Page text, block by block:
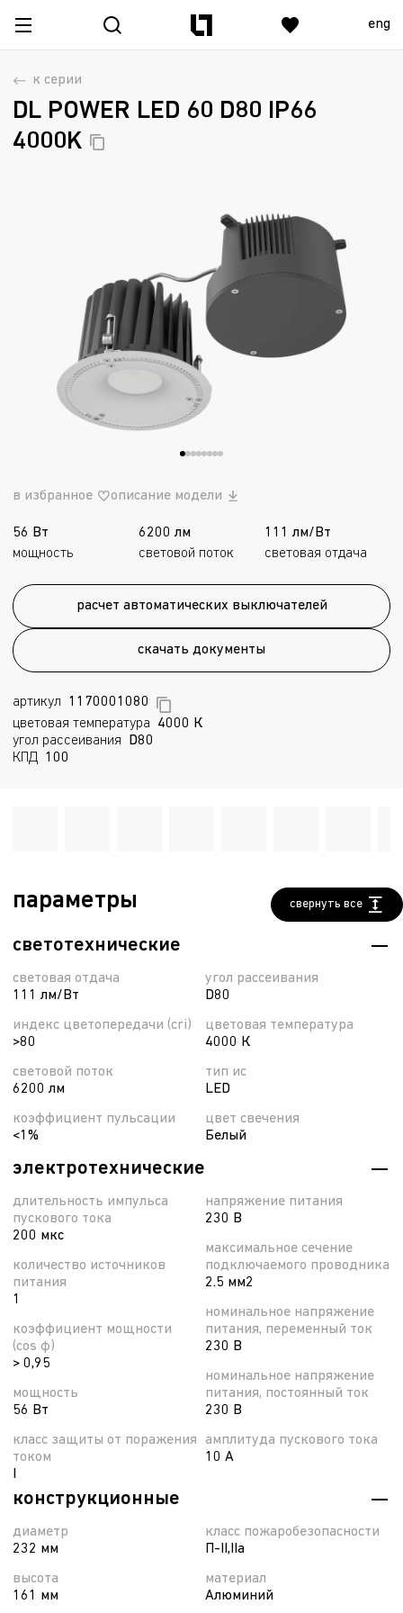
eng
к серии
DL POWER LED 60 D80 IP66
4000K
в избранное описание модели
56 Вт
мощность
6200 лм
световой поток
111 лм/Вт
световая отдача
расчет автоматических выключателей
скачать документы
артикул
1170001080
цветовая температура
4000 К
угол рассеивания
D80
КПД 100
параметры свернуть все
светотехнические
световая отдача
111 лм/Вт
индекс цветопередачи (cri)
>80
световой поток
6200 лм
коэффициент пульсации
<1%
угол рассеивания
D80
цветовая температура
4000 К
тип ис
LED
цвет свечения
Белый
электротехнические
длительность импульса
пускового тока
200 мкс
количество источников
питания
1
коэффициент мощности
(cos φ)
> 0,95
мощность
56 Вт
класс защиты от поражения
током
напряжение питания
230 В
максимальное сечение
подключаемого проводника
2.5 мм2
номинальное напряжение
питания, переменный ток
230 В
номинальное напряжение
питания, постоянный ток
230 В
амплитуда пускового тока
10 А
конструкционные
диаметр
232 мм
высота
161 мм
класс пожаробезопасности
П-II,IIа
материал
Алюминий